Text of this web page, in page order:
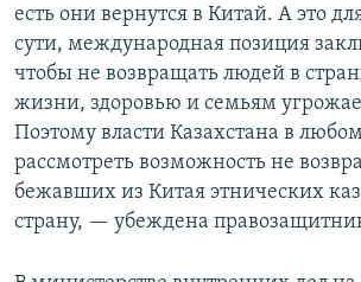
есть они вернутся в Китай. А это
сути, международная позиция
чтобы не возвращать людей в
жизни, здоровью и семьям
Поэтому власти Казахстана в
рассмотреть возможность не
бежавших из Китая этнических
страну, — убеждена